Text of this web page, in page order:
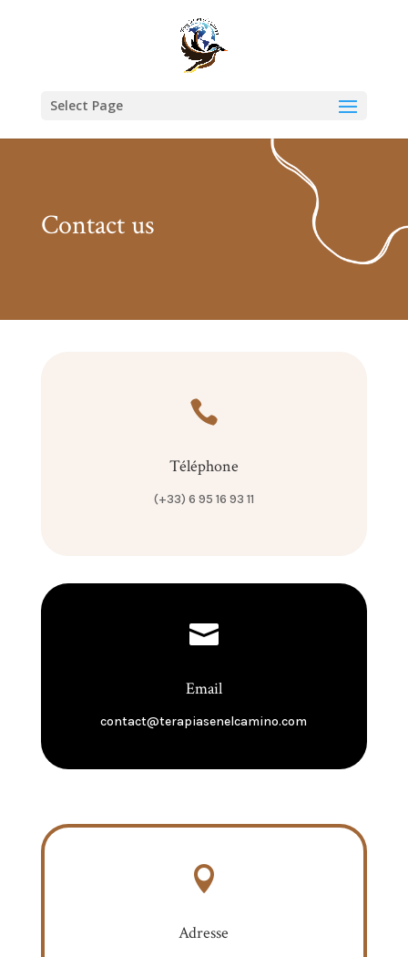
Select Page
Contact us

Téléphone
(+33) 6 95 16 93 11

Email
contact@terapiasenelcamino.com

Adresse